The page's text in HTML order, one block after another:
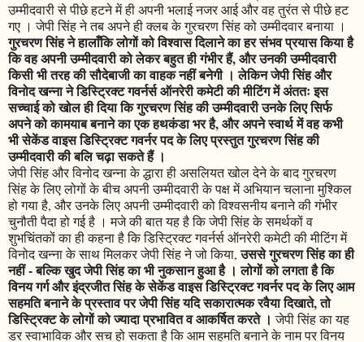
उम्मीदवारी से पीछे हटने में ही अपनी भलाई नजर आई और वह तुरंत से पीछे हट
गए । जेपी सिंह ने तब अपने ही क्लब के गुरचरण सिंह को उम्मीदवार बनाया ।
गुरचरण सिंह ने हालाँकि लोगों को विश्वास दिलाने का हर संभव प्रयास किया है
कि वह अपनी उम्मीदवारी को लेकर बहुत ही गंभीर हैं, और उनकी उम्मीदवारी
किसी भी तरह की सौदेबाजी का वाहक नहीं बनेगी । लेकिन जेपी सिंह और
विनोद खन्ना ने डिस्ट्रिक्ट गवर्नर्स ऑनरेरी कमेटी की मीटिंग में अंततः इस
सच्चाई को खोल ही दिया कि गुरचरण सिंह की उम्मीदवारी उनके लिए सिर्फ
अपने को कामयाब बनाने का एक हथकंडा भर है, और अपने स्वार्थ में वह कभी
भी सेकेंड वाइस डिस्ट्रिक्ट गवर्नर पद के लिए प्रस्तुत गुरचरण सिंह की
उम्मीदवारी की बलि चढ़ा सकते हैं ।
जेपी सिंह और विनोद खन्ना के द्धारा ही असलियत खोल देने के बाद गुरचरण
सिंह के लिए लोगों के बीच अपनी उम्मीदवारी के पक्ष में अभियान चलाना मुश्किल
हो गया है, और उनके लिए अपनी उम्मीदवारी को विश्वसनीय बनाने की गंभीर
चुनौती पैदा हो गई है । मजे की बात यह है कि जेपी सिंह के समर्थकों व
शुभचिंतकों का ही कहना है कि डिस्ट्रिक्ट गवर्नर्स ऑनरेरी कमेटी की मीटिंग में
विनोद खन्ना के साथ मिलकर जेपी सिंह ने जो किया,उससे गुरचरण सिंह का ही
नहीं - बल्कि खुद जेपी सिंह का भी नुकसान हुआ है । लोगों को लगता है कि
विनय गर्ग और इंद्रजीत सिंह के सेकेंड वाइस डिस्ट्रिक्ट गवर्नर पद के लिए आम
सहमति बनाने के प्रस्ताव पर जेपी सिंह यदि सकारात्मक रवैया दिखाते, तो
डिस्ट्रिक्ट के लोगों को ज्यादा प्रभावित व आकर्षित करते । जेपी सिंह का यह
डर स्वाभाविक और सच हो सकता है कि आम सहमति बनाने के नाम पर विनय